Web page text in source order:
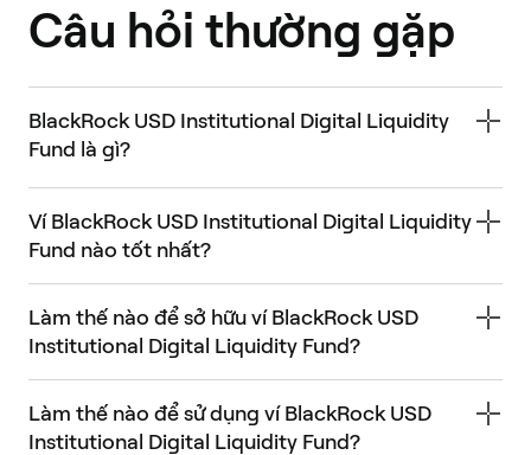
Câu hỏi thường gặp
BlackRock USD Institutional Digital Liquidity
Fund là gì?
Ví BlackRock USD Institutional Digital Liquidity
Fund nào tốt nhất?
Làm thế nào để sở hữu ví BlackRock USD
Institutional Digital Liquidity Fund?
Làm thế nào để sử dụng ví BlackRock USD
Institutional Digital Liquidity Fund?